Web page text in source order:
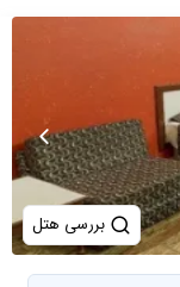
بررسی هتل